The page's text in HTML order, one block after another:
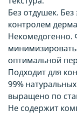
Без отдушек.
контролем
Некомедогенно.
минимизировать
оптимальной
Подходит для
99%
выращено по
Не содержит